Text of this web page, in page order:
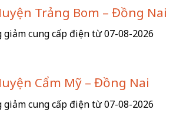
Trảng Bom – Đồng Nai
giảm cung cấp điện từ 07-08-2026
Cẩm Mỹ – Đồng Nai
giảm cung cấp điện từ 07-08-2026